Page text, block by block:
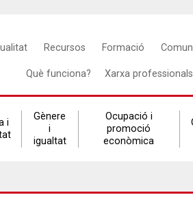
Recursos Formació
Què funciona? Xarxa professionals
i
Gènere
i
igualtat
Ocupació i
promoció
econòmica